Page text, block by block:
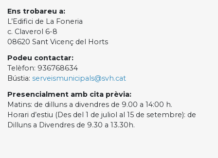
Ens trobareu a:
L’Edifici de La Foneria
c. Claverol 6-8
08620 Sant Vicenç del Horts
Podeu contactar:
Telèfon: 936768634
Bústia: serveismunicipals@svh.cat
Presencialment amb cita prèvia:
Matins: de dilluns a divendres de 9.00 a 14:00 h.
Horari d’estiu (Des del 1 de juliol al 15 de setembre): de
Dilluns a Divendres de 9.30 a 13.30h.